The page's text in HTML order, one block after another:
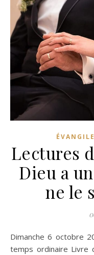
ÉVANGILE
Lectures
Dieu a
ne le
Dimanche 6 octobre 2024 – Vingt-septième dimanche du
temps ordinaire Livre